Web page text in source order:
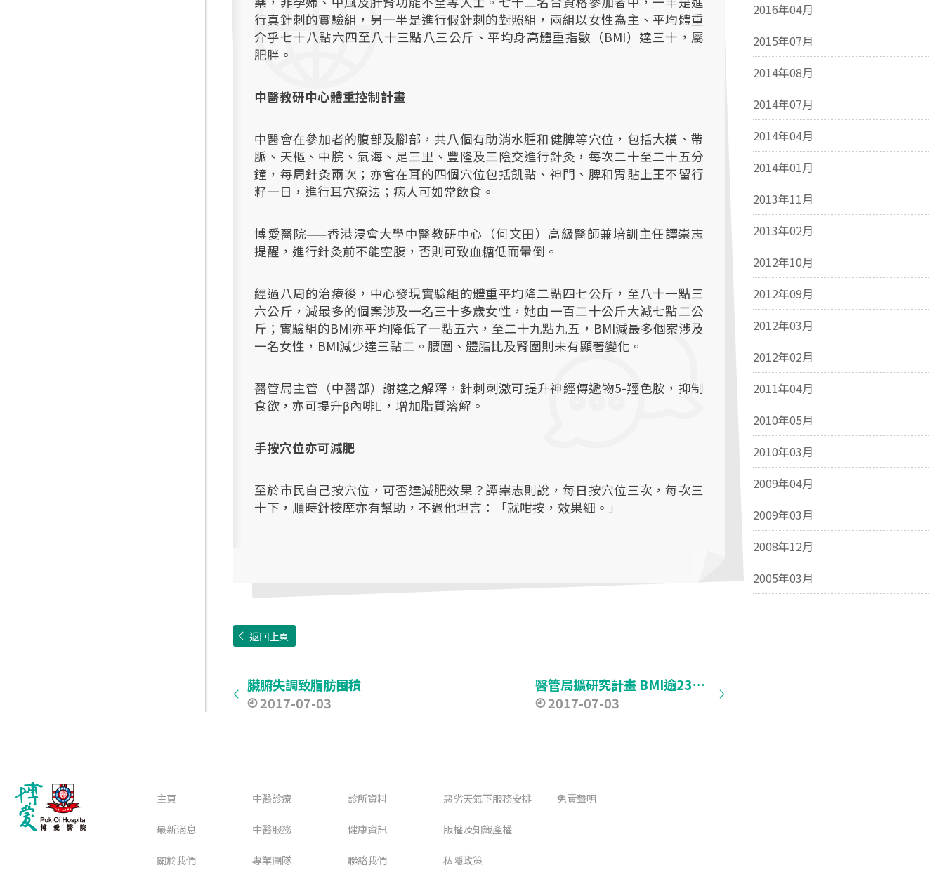
行真針刺的實驗組，另一半是進行假針刺的對照組，兩組以女性為主、平均體重
介乎七十八點六四至八十三點八三公斤、平均身高體重指數（BMI）達三十，屬
肥胖。
中醫教研中心體重控制計畫
中醫會在參加者的腹部及腳部，共八個有助消水腫和健脾等穴位，包括大橫、帶
脈、天樞、中脘、氣海、足三里、豐隆及三陰交進行針灸，每次二十至二十五分
鐘，每周針灸兩次；亦會在耳的四個穴位包括飢點、神門、脾和胃貼上王不留行
籽一日，進行耳穴療法；病人可如常飲食。
博愛醫院——香港浸會大學中醫教研中心（何文田）高級醫師兼培訓主任譚崇志
提醒，進行針灸前不能空腹，否則可致血糖低而暈倒。
經過八周的治療後，中心發現實驗組的體重平均降二點四七公斤，至八十一點三
六公斤，減最多的個案涉及一名三十多歲女性，她由一百二十公斤大減七點二公
斤；實驗組的BMI亦平均降低了一點五六，至二十九點九五，BMI減最多個案涉及
一名女性，BMI減少達三點二。腰圍、體脂比及腎圍則未有顯著變化。
醫管局主管（中醫部）謝達之解釋，針刺刺激可提升神經傳遞物5-羥色胺，抑制
食欲，亦可提升β內啡，增加脂質溶解。
手按穴位亦可減肥
至於市民自己按穴位，可否達減肥效果？譚崇志則說，每日按穴位三次，每次三
十下，順時針按摩亦有幫助，不過他坦言：「就咁按，效果細。」
返回上頁
臟腑失調致脂肪囤積
2017-07-03
醫管局擴研究計畫 BMI逾23者可參加
2017-07-03
2016年04月
2015年07月
2014年08月
2014年07月
2014年04月
2014年01月
2013年11月
2013年02月
2012年10月
2012年09月
2012年03月
2012年02月
2011年04月
2010年05月
2010年03月
2009年04月
2009年03月
2008年12月
2005年03月
主頁
最新消息
關於我們
中醫診療
中醫服務
專業團隊
診所資料
健康資訊
聯絡我們
惡劣天氣下服務安排
版權及知識產權
私隱政策
免責聲明